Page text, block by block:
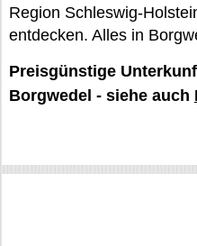
Region Schleswig-
entdecken. Alles in
Preisgünstige
Borgwedel - siehe auch